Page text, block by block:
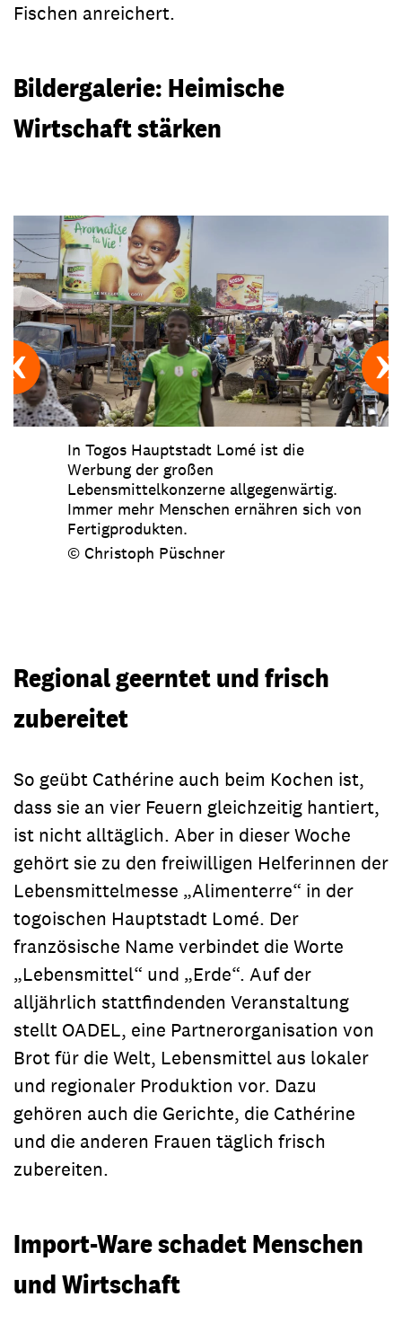
Fischen anreichert.
Bildergalerie: Heimische
Wirtschaft stärken
In Togos Hauptstadt Lomé ist die
Werbung der großen
Lebensmittelkonzerne allgegenwärtig.
Immer mehr Menschen ernähren sich von
Fertigprodukten.
© Christoph Püschner
Regional geerntet und frisch
zubereitet
So geübt Cathérine auch beim Kochen ist,
dass sie an vier Feuern gleichzeitig hantiert,
ist nicht alltäglich. Aber in dieser Woche
gehört sie zu den freiwilligen Helferinnen der
Lebensmittelmesse „Alimenterre“ in der
togoischen Hauptstadt Lomé. Der
französische Name verbindet die Worte
„Lebensmittel“ und „Erde“. Auf der
alljährlich stattfindenden Veranstaltung
stellt OADEL, eine Partnerorganisation von
Brot für die Welt, Lebensmittel aus lokaler
und regionaler Produktion vor. Dazu
gehören auch die Gerichte, die Cathérine
und die anderen Frauen täglich frisch
zubereiten.
Import-Ware schadet Menschen
und Wirtschaft